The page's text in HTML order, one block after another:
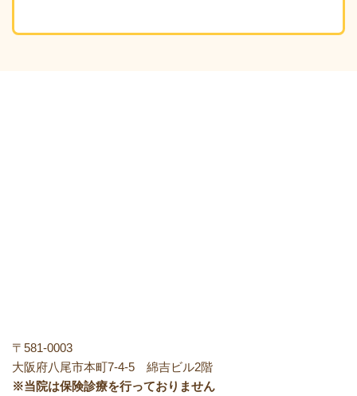
〒581-0003
大阪府八尾市本町7-4-5 綿吉ビル2階
※当院は保険診療を行っておりません